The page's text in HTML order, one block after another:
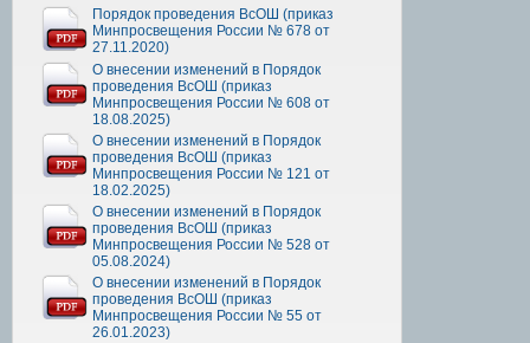
Порядок проведения ВсОШ (приказ
Минпросвещения России № 678 от
27.11.2020)
О внесении изменений в Порядок
проведения ВсОШ (приказ
Минпросвещения России № 608 от
18.08.2025)
О внесении изменений в Порядок
проведения ВсОШ (приказ
Минпросвещения России № 121 от
18.02.2025)
О внесении изменений в Порядок
проведения ВсОШ (приказ
Минпросвещения России № 528 от
05.08.2024)
О внесении изменений в Порядок
проведения ВсОШ (приказ
Минпросвещения России № 55 от
26.01.2023)